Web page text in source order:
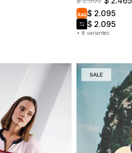
+ 8 variantes
$ 2.095
$ 2.095